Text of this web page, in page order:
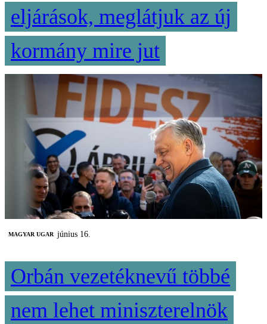
eljárások, meglátjuk az új
kormány mire jut
MAGYAR UGAR június 16.
Orbán vezetéknevű többé
nem lehet miniszterelnök